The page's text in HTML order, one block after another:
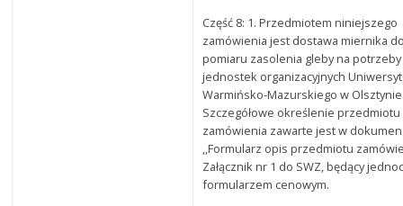
Część 8: 1. Przedmiotem niniejszego
zamówienia jest dostawa miernika
pomiaru zasolenia gleby na potrzeby
jednostek organizacyjnych
Warmińsko-Mazurskiego w
Szczegółowe określenie przedmiotu
zamówienia zawarte jest w
,,Formularz opis przedmiotu
Załącznik nr 1 do SWZ, będący
formularzem cenowym.